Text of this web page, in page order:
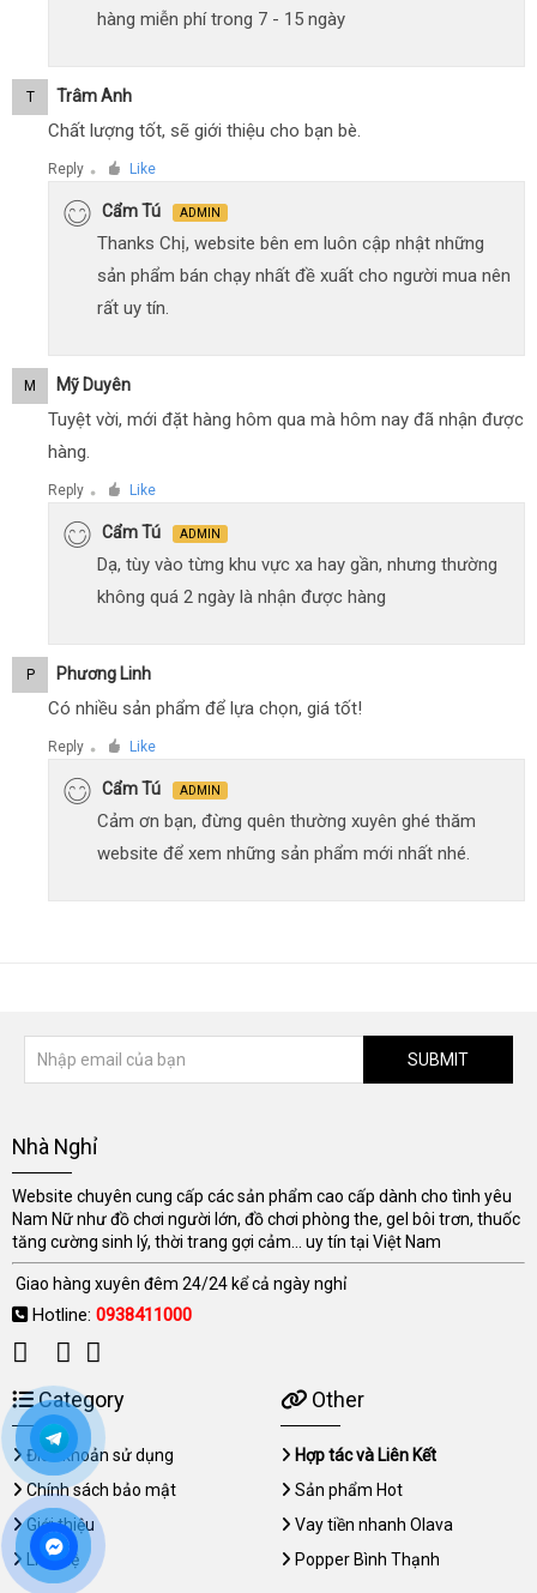
hàng miễn phí trong 7 - 15 ngày
T Trâm Anh
Chất lượng tốt, sẽ giới thiệu cho bạn bè.
Reply ● Like
Cẩm Tú ADMIN
Thanks Chị, website bên em luôn cập nhật những
sản phẩm bán chạy nhất đề xuất cho người mua nên
rất uy tín.
M Mỹ Duyên
Tuyệt vời, mới đặt hàng hôm qua mà hôm nay đã nhận được
hàng.
Reply ● Like
Cẩm Tú ADMIN
Dạ, tùy vào từng khu vực xa hay gần, nhưng thường
không quá 2 ngày là nhận được hàng
P Phương Linh
Có nhiều sản phẩm để lựa chọn, giá tốt!
Reply ● Like
Cẩm Tú ADMIN
Cảm ơn bạn, đừng quên thường xuyên ghé thăm
website để xem những sản phẩm mới nhất nhé.
SUBMIT
Nhà Nghỉ
Website chuyên cung cấp các sản phẩm cao cấp dành cho tình yêu
Nam Nữ như đồ chơi người lớn, đồ chơi phòng the, gel bôi trơn, thuốc
tăng cường sinh lý, thời trang gợi cảm... uy tín tại Việt Nam
Giao hàng xuyên đêm 24/24 kể cả ngày nghỉ
Hotline: 0938411000
Category
Điều khoản sử dụng
Chính sách bảo mật
Giới thiệu
Liên hệ
Other
Hợp tác và Liên Kết
Sản phẩm Hot
Vay tiền nhanh Olava
Popper Bình Thạnh